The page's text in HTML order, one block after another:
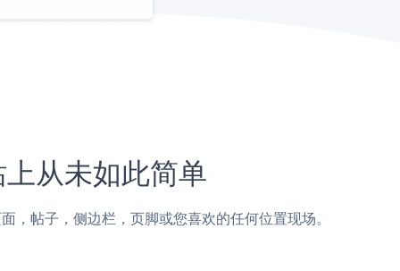
从未如此简单
帖子，侧边栏，页脚或您喜欢的任何位置现场。